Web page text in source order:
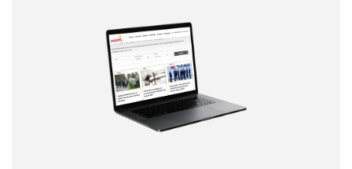
Correo electrónico
Tipo de comentario